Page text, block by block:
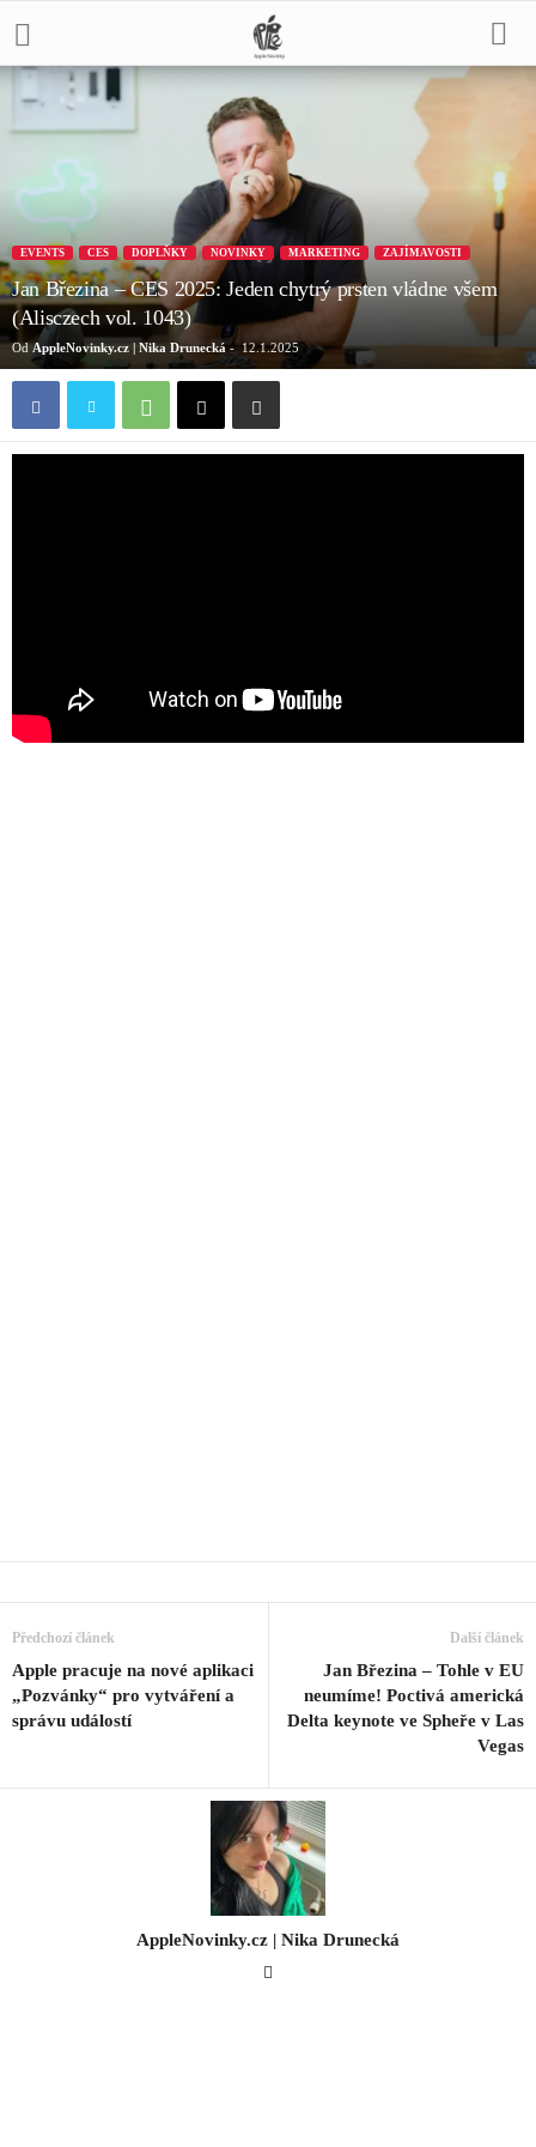
EVENTS CES DOPLŇKY NOVINKY MARKETING ZAJÍMAVOSTI
Jan Březina – CES 2025: Jeden chytrý prsten vládne všem
(Alisczech vol. 1043)
Od AppleNovinky.cz | Nika Drunecká - 12.1.2025
Předchozí článek
Apple pracuje na nové aplikaci
„Pozvánky“ pro vytváření a
správu událostí
Další článek
Jan Březina – Tohle v EU
neumíme! Poctivá americká
Delta keynote ve Spheře v Las
Vegas
AppleNovinky.cz | Nika Drunecká